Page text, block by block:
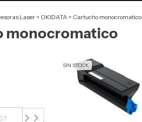
Laser > OKIDATA > Cartucho monocromatico
monocromatico
SIN STOCK